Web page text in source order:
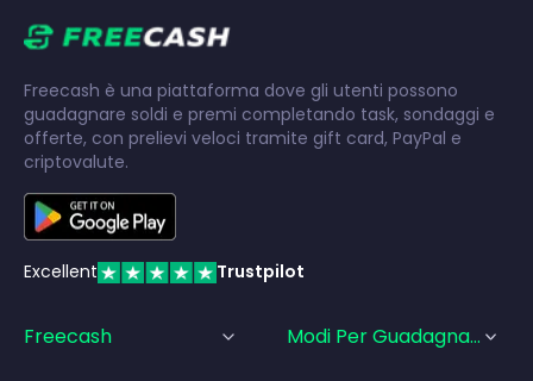
Freecash è una piattaforma dove gli utenti possono
guadagnare soldi e premi completando task, sondaggi e
offerte, con prelievi veloci tramite gift card, PayPal e
criptovalute.
Excellent Trustpilot
Freecash Modi Per Guadagnare